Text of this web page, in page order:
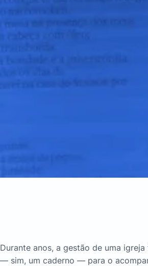
Durante anos, a gestão de uma
— sim, um caderno — para o